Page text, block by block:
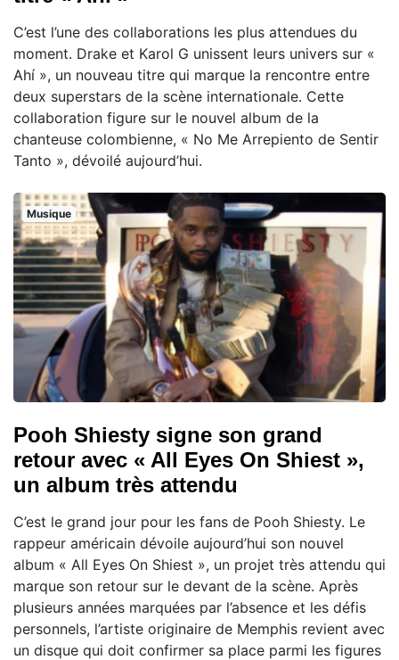
C’est l’une des collaborations les plus attendues du
moment. Drake et Karol G unissent leurs univers sur «
Ahí », un nouveau titre qui marque la rencontre entre
deux superstars de la scène internationale. Cette
collaboration figure sur le nouvel album de la
chanteuse colombienne, « No Me Arrepiento de Sentir
Tanto », dévoilé aujourd’hui.
Musique
Pooh Shiesty signe son grand
retour avec « All Eyes On Shiest »,
un album très attendu
C’est le grand jour pour les fans de Pooh Shiesty. Le
rappeur américain dévoile aujourd’hui son nouvel
album « All Eyes On Shiest », un projet très attendu qui
marque son retour sur le devant de la scène. Après
plusieurs années marquées par l’absence et les défis
personnels, l’artiste originaire de Memphis revient avec
un disque qui doit confirmer sa place parmi les figures